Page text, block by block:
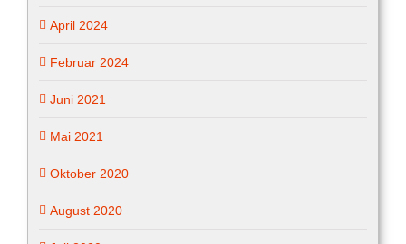
April 2024
Februar 2024
Juni 2021
Mai 2021
Oktober 2020
August 2020